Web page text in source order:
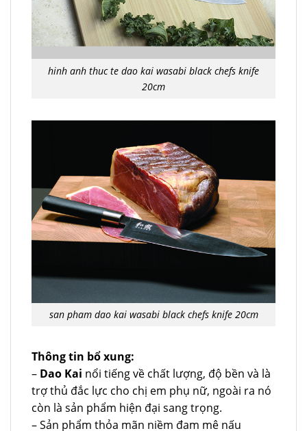
hinh anh thuc te dao kai wasabi black chefs knife
20cm
san pham dao kai wasabi black chefs knife 20cm
Thông tin bổ xung:
– Dao Kai nổi tiếng về chất lượng, độ bền và là
trợ thủ đắc lực cho chị em phụ nữ, ngoài ra nó
còn là sản phẩm hiện đại sang trọng.
– Sản phẩm thỏa mãn niềm đam mê nấu